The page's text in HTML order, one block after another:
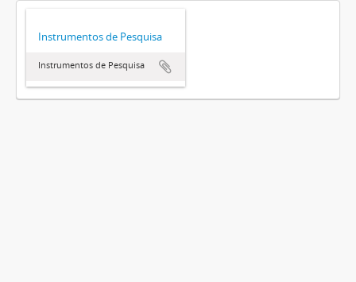
Instrumentos de Pesquisa
Instrumentos de Pesquisa